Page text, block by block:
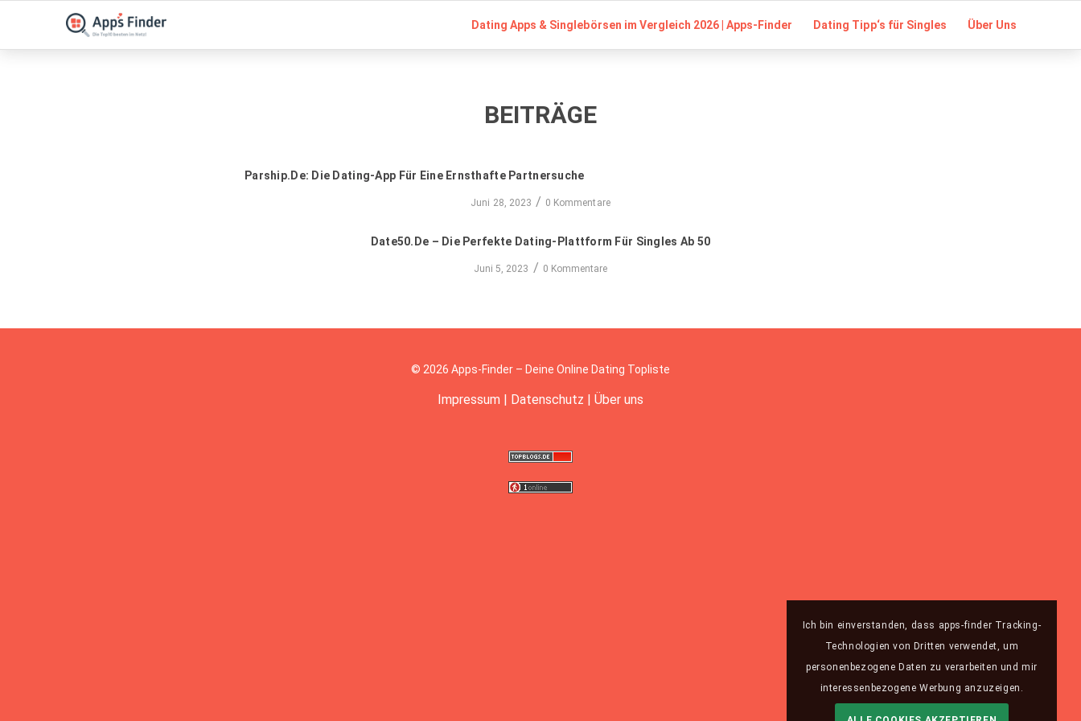
Dating Apps & Singlebörsen im Vergleich 2026 | Apps-Finder Dating Tipp‘s für Singles Über Uns
BEITRÄGE
Parship.de: Die Dating-App Für Eine Ernsthafte Partnersuche
Juni 28, 2023 / 0 Kommentare
Date50.de – Die Perfekte Dating-Plattform Für Singles Ab 50
Juni 5, 2023 / 0 Kommentare
© 2026 Apps-Finder – Deine Online Dating Topliste
Impressum | Datenschutz | Über uns
Ich bin einverstanden, dass apps-finder Tracking-
Technologien von Dritten verwendet, um
personenbezogene Daten zu verarbeiten und mir
interessenbezogene Werbung anzuzeigen.